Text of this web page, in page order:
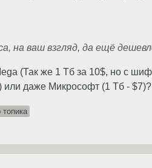
на ваш взгляд, да ещё
(Так же 1 Тб за 10$, но с
или даже Микрософт (1 Тб - $7)?
топика